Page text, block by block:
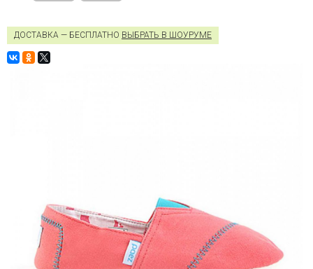
ДОСТАВКА — БЕСПЛАТНО ВЫБРАТЬ В ШОУРУМЕ